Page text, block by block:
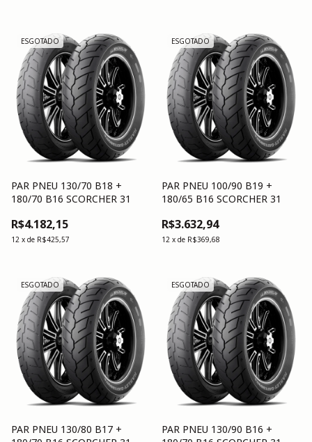
ESGOTADO
PAR PNEU 130/70 B18 +
180/70 B16 SCORCHER 31
R$4.182,15
12 x de R$425,57
ESGOTADO
PAR PNEU 100/90 B19 +
180/65 B16 SCORCHER 31
R$3.632,94
12 x de R$369,68
ESGOTADO
PAR PNEU 130/80 B17 +
ESGOTADO
PAR PNEU 130/90 B16 +